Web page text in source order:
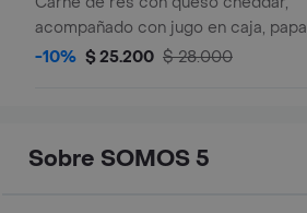
acompañado con jugo en caja, papa
francesa y sorpresa
-10% $ 25.200 $ 28.000
Sobre SOMOS 5